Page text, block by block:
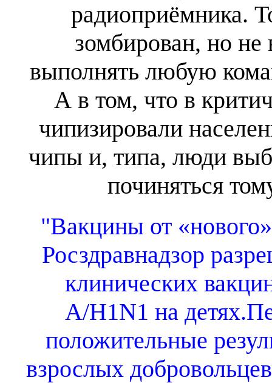
радиоприёмника.
зомбирован, но
выполнять любую
А в том, что в
чипизировали
чипы и, типа, люди
починяться
"Вакцины от
Росздравнадзор
клинических
A/H1N1 на
положительные
взрослых